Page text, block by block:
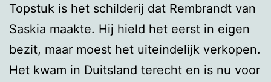
Topstuk is het schilderij dat Rembrandt van
Saskia maakte. Hij hield het eerst in eigen
bezit, maar moest het uiteindelijk verkopen.
Het kwam in Duitsland terecht en is nu voor